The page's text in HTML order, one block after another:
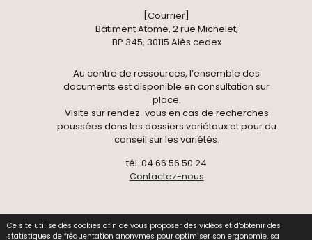
Ce site utilise des cookies afin de vous proposer des vidéos et d'obtenir des
statistiques de fréquentation anonymes pour optimiser son ergonomie, sa
[Courrier]
Bâtiment Atome, 2 rue Michelet,
BP 345, 30115 Alès cedex
Au centre de ressources, l’ensemble des
documents est disponible en consultation sur
place.
Visite sur rendez-vous en cas de recherches
poussées dans les dossiers variétaux et pour du
conseil sur les variétés.
tél. 04 66 56 50 24
Contactez-nous
© 2026 Centre National de Pomologie -Données